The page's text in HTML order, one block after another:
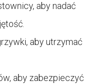
aby nadać
aby utrzymać
aby zabezpieczyć